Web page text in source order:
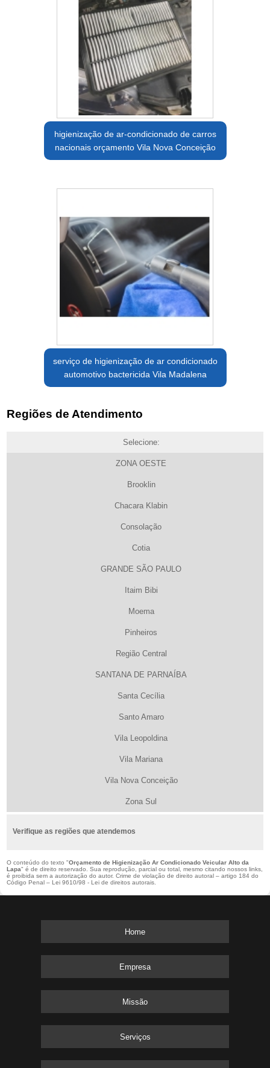
higienização de ar-condicionado de carros
nacionais orçamento Vila Nova Conceição
serviço de higienização de ar condicionado
automotivo bactericida Vila Madalena
Regiões de Atendimento
Selecione:
ZONA OESTE
Brooklin
Chacara Klabin
Consolação
Cotia
GRANDE SÃO PAULO
Itaim Bibi
Moema
Pinheiros
Região Central
SANTANA DE PARNAÍBA
Santa Cecília
Santo Amaro
Vila Leopoldina
Vila Mariana
Vila Nova Conceição
Zona Sul
Verifique as regiões que atendemos
O conteúdo do texto "Orçamento de Higienização Ar Condicionado Veicular Alto da
Lapa" é de direito reservado. Sua reprodução, parcial ou total, mesmo citando nossos links,
é proibida sem a autorização do autor. Crime de violação de direito autoral – artigo 184 do
Código Penal –Lei 9610/98 - Lei de direitos autorais.
Home
Empresa
Missão
Serviços